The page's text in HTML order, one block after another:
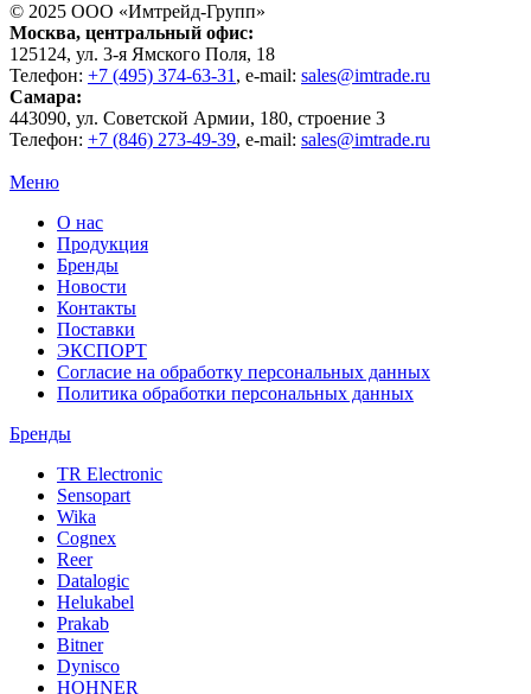
© 2025 ООО «Имтрейд-Групп»
Москва, центральный офис:
125124, ул. 3-я Ямского Поля, 18
Телефон: +7 (495) 374-63-31 , e-mail: sales@imtrade.ru
Самара:
443090, ул. Советской Армии, 180, строение 3
Телефон: +7 (846) 273-49-39, e-mail: sales@imtrade.ru
Меню
О нас
Продукция
Бренды
Новости
Контакты
Поставки
ЭКСПОРТ
Согласие на обработку персональных данных
Политика обработки персональных данных
Бренды
TR Electronic
Sensopart
Wika
Cognex
Reer
Datalogic
Helukabel
Prakab
Bitner
Dynisco
HOHNER